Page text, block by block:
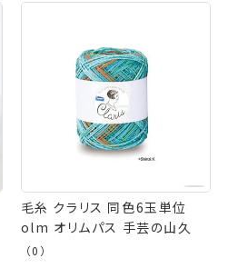
毛糸 クラリス 同色6玉単位
olm オリムパス 手芸の山久
（0）